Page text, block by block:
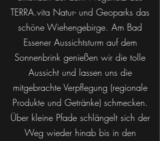
TERRA.vita Natur- und Geoparks das
schöne Wiehengebirge. Am Bad
Essener Aussichtsturm auf dem
Sonnenbrink genießen wir die tolle
Aussicht und lassen uns die
mitgebrachte Verpflegung (regionale
Produkte und Getränke) schmecken.
Über kleine Pfade schlängelt sich der
Weg wieder hinab bis in den